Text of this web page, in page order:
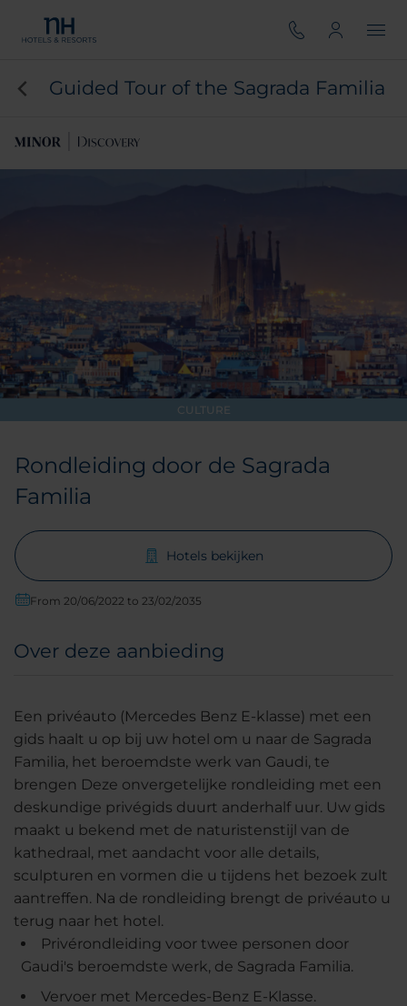
Guided Tour of the Sagrada Familia
CULTURE
Rondleiding door de Sagrada
Familia
Hotels bekijken
From 20/06/2022 to 23/02/2035
Over deze aanbieding
Een privéauto (Mercedes Benz E-klasse) met een
gids haalt u op bij uw hotel om u naar de Sagrada
Familia, het beroemdste werk van Gaudi, te
brengen Deze onvergetelijke rondleiding met een
deskundige privégids duurt anderhalf uur. Uw gids
maakt u bekend met de naturistenstijl van de
kathedraal, met aandacht voor alle details,
sculpturen en vormen die u tijdens het bezoek zult
aantreffen. Na de rondleiding brengt de privéauto u
terug naar het hotel.
Privérondleiding voor twee personen door
Gaudi's beroemdste werk, de Sagrada Familia.
Vervoer met Mercedes-Benz E-Klasse.